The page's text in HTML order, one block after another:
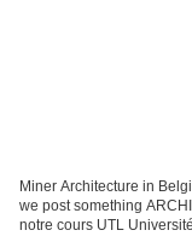
Miner Architecture in
we post something
notre cours UTL